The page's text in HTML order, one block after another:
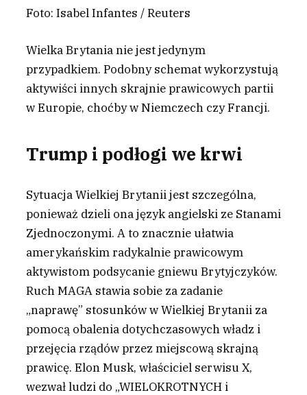
Foto: Isabel Infantes / Reuters
Wielka Brytania nie jest jedynym
przypadkiem. Podobny schemat wykorzystują
aktywiści innych skrajnie prawicowych partii
w Europie, choćby w Niemczech czy Francji.
Trump i podłogi we krwi
Sytuacja Wielkiej Brytanii jest szczególna,
ponieważ dzieli ona język angielski ze Stanami
Zjednoczonymi. A to znacznie ułatwia
amerykańskim radykalnie prawicowym
aktywistom podsycanie gniewu Brytyjczyków.
Ruch MAGA stawia sobie za zadanie
„naprawę” stosunków w Wielkiej Brytanii za
pomocą obalenia dotychczasowych władz i
przejęcia rządów przez miejscową skrajną
prawicę. Elon Musk, właściciel serwisu X,
wezwał ludzi do „WIELOKROTNYCH i